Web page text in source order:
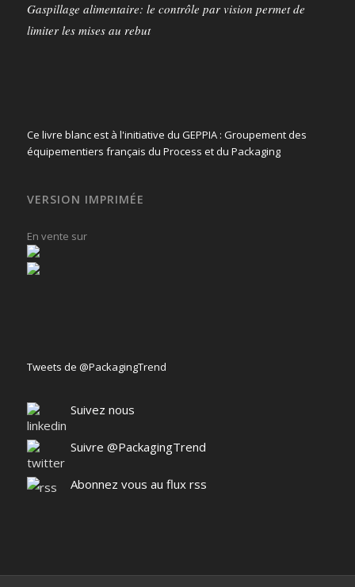
Gaspillage alimentaire: le contrôle par vision permet de
limiter les mises au rebut
Ce livre blanc est à l'initiative du GEPPIA : Groupement des
équipementiers français du Process et du Packaging
VERSION IMPRIMÉE
En vente sur
Tweets de @PackagingTrend
Suivez nous
Suivre @PackagingTrend
Abonnez vous au flux rss